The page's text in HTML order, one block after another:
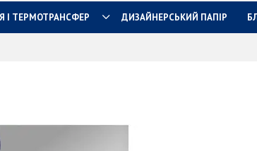
І ТЕРМОТРАНСФЕР ДИЗАЙНЕРСЬКИЙ ПАПІР